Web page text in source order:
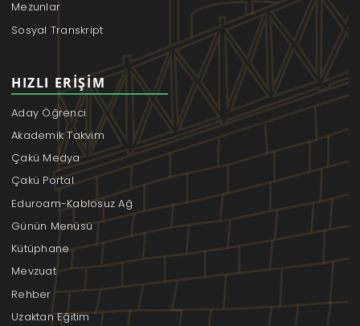
Mezunlar
Sosyal Transkript
HIZLI ERIŞIM
Aday Öğrenci
Akademik Takvim
Çakü Medya
Çakü Portal
Eduroam-Kablosuz Ağ
Günün Menüsü
Kütüphane
Mevzuat
Rehber
Uzaktan Eğitim